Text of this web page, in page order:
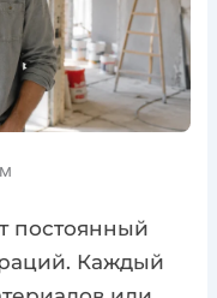
постоянный
Каждый